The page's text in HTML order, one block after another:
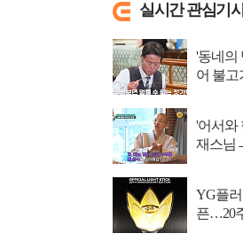
실시간 관심기
'동네의
어 불고
'어서와
재스님
YG플
픈…20